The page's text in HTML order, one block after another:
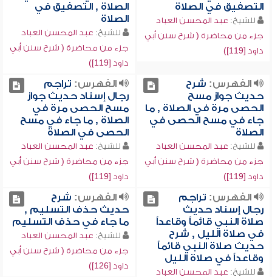
التصفيق في الصلاة
للشيخ: عبد المحسن العباد
جزء من محاضرة ( شرح سنن أبي
داود [119])
الصلاة , التصفيق في
الصلاة
للشيخ: عبد المحسن العباد
جزء من محاضرة ( شرح سنن أبي
داود [119])
الفهرس: شرح
حديث جواز مسح
الحصى مرة في الصلاة , ما
جاء في مسح الحصى في
الصلاة
للشيخ: عبد المحسن العباد
جزء من محاضرة ( شرح سنن أبي
داود [119])
الفهرس: تراجم
رجال إسناد حديث جواز
مسح الحصى مرة في
الصلاة , ما جاء في مسح
الحصى في الصلاة
للشيخ: عبد المحسن العباد
جزء من محاضرة ( شرح سنن أبي
داود [119])
الفهرس: تراجم
رجال إسناد حديث
صلاة النبي قائماً وقاعداً
في صلاة الليل , شرح
حديث صلاة النبي قائماً
وقاعداً في صلاة الليل
للشيخ: عبد المحسن العباد
الفهرس: شرح
حديث حذف التسليم ,
ما جاء في حذف التسليم
للشيخ: عبد المحسن العباد
جزء من محاضرة ( شرح سنن أبي
داود [126])